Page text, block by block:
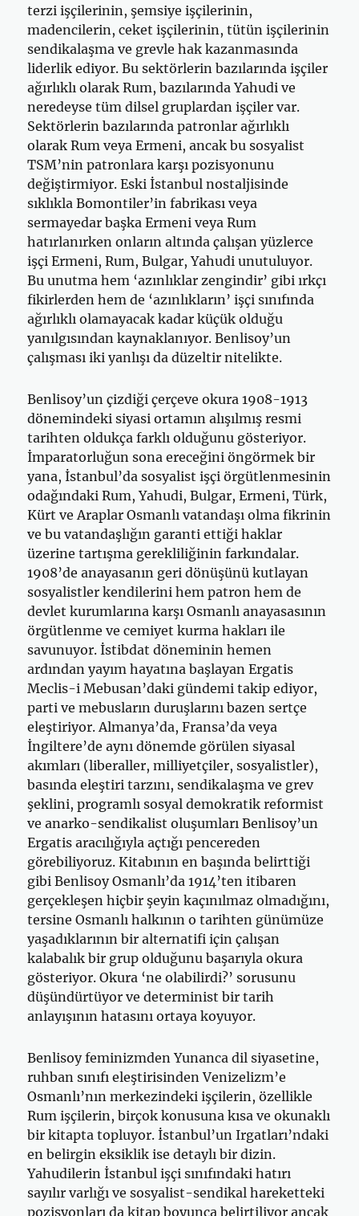
terzi işçilerinin, şemsiye işçilerinin,
madencilerin, ceket işçilerinin, tütün işçilerinin
sendikalaşma ve grevle hak kazanmasında
liderlik ediyor. Bu sektörlerin bazılarında işçiler
ağırlıklı olarak Rum, bazılarında Yahudi ve
neredeyse tüm dilsel gruplardan işçiler var.
Sektörlerin bazılarında patronlar ağırlıklı
olarak Rum veya Ermeni, ancak bu sosyalist
TSM’nin patronlara karşı pozisyonunu
değiştirmiyor. Eski İstanbul nostaljisinde
sıklıkla Bomontiler’in fabrikası veya
sermayedar başka Ermeni veya Rum
hatırlanırken onların altında çalışan yüzlerce
işçi Ermeni, Rum, Bulgar, Yahudi unutuluyor.
Bu unutma hem ‘azınlıklar zengindir’ gibi ırkçı
fikirlerden hem de ‘azınlıkların’ işçi sınıfında
ağırlıklı olamayacak kadar küçük olduğu
yanılgısından kaynaklanıyor. Benlisoy’un
çalışması iki yanlışı da düzeltir nitelikte.
Benlisoy’un çizdiği çerçeve okura 1908-1913
dönemindeki siyasi ortamın alışılmış resmi
tarihten oldukça farklı olduğunu gösteriyor.
İmparatorluğun sona ereceğini öngörmek bir
yana, İstanbul’da sosyalist işçi örgütlenmesinin
odağındaki Rum, Yahudi, Bulgar, Ermeni, Türk,
Kürt ve Araplar Osmanlı vatandaşı olma fikrinin
ve bu vatandaşlığın garanti ettiği haklar
üzerine tartışma gerekliliğinin farkındalar.
1908’de anayasanın geri dönüşünü kutlayan
sosyalistler kendilerini hem patron hem de
devlet kurumlarına karşı Osmanlı anayasasının
örgütlenme ve cemiyet kurma hakları ile
savunuyor. İstibdat döneminin hemen
ardından yayım hayatına başlayan Ergatis
Meclis-i Mebusan’daki gündemi takip ediyor,
parti ve mebusların duruşlarını bazen sertçe
eleştiriyor. Almanya’da, Fransa’da veya
İngiltere’de aynı dönemde görülen siyasal
akımları (liberaller, milliyetçiler, sosyalistler),
basında eleştiri tarzını, sendikalaşma ve grev
şeklini, programlı sosyal demokratik reformist
ve anarko-sendikalist oluşumları Benlisoy’un
Ergatis aracılığıyla açtığı pencereden
görebiliyoruz. Kitabının en başında belirttiği
gibi Benlisoy Osmanlı’da 1914’ten itibaren
gerçekleşen hiçbir şeyin kaçınılmaz olmadığını,
tersine Osmanlı halkının o tarihten günümüze
yaşadıklarının bir alternatifi için çalışan
kalabalık bir grup olduğunu başarıyla okura
gösteriyor. Okura ‘ne olabilirdi?’ sorusunu
düşündürtüyor ve determinist bir tarih
anlayışının hatasını ortaya koyuyor.
Benlisoy feminizmden Yunanca dil siyasetine,
ruhban sınıfı eleştirisinden Venizelizm’e
Osmanlı’nın merkezindeki işçilerin, özellikle
Rum işçilerin, birçok konusuna kısa ve okunaklı
bir kitapta topluyor. İstanbul’un Irgatları’ndaki
en belirgin eksiklik ise detaylı bir dizin.
Yahudilerin İstanbul işçi sınıfındaki hatırı
sayılır varlığı ve sosyalist-sendikal hareketteki
pozisyonları da kitap boyunca belirtiliyor ancak